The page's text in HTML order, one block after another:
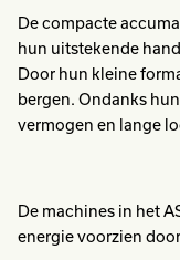
De compacte
hun uitstekende
Door hun kleine
bergen. Ondanks
vermogen en lange
De machines in het
energie voorzien